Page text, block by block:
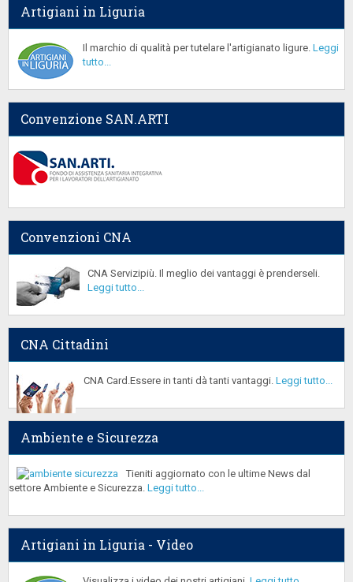
Artigiani in Liguria
Il marchio di qualità per tutelare l'artigianato ligure. Leggi
tutto...
Convenzione SAN.ARTI
Convenzioni CNA
CNA Servizipiù. Il meglio dei vantaggi è prenderseli.
Leggi tutto...
CNA Cittadini
CNA Card.Essere in tanti dà tanti vantaggi. Leggi tutto...
Ambiente e Sicurezza
Tieniti aggiornato con le ultime News dal
settore Ambiente e Sicurezza. Leggi tutto...
Artigiani in Liguria - Video